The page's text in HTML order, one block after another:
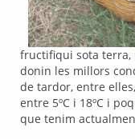
fructifiqui sota terra,
donin les millors
de tardor, entre
entre 5ºC i 18ºC i
que tenim